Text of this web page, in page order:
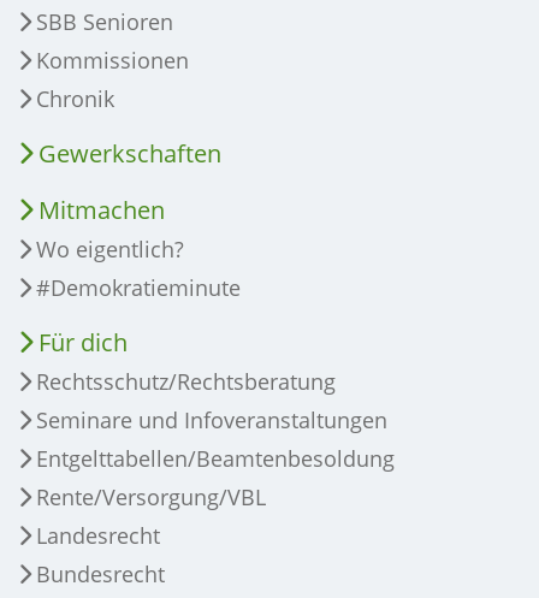
SBB Senioren
Kommissionen
Chronik
Gewerkschaften
Mitmachen
Wo eigentlich?
#Demokratieminute
Für dich
Rechtsschutz/Rechtsberatung
Seminare und Infoveranstaltungen
Entgelttabellen/Beamtenbesoldung
Rente/Versorgung/VBL
Landesrecht
Bundesrecht